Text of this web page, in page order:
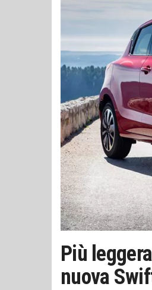
Più
nuova